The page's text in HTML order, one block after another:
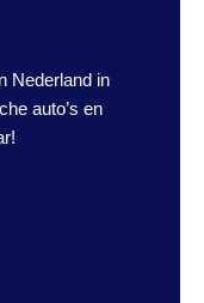
Nederland in
auto’s en